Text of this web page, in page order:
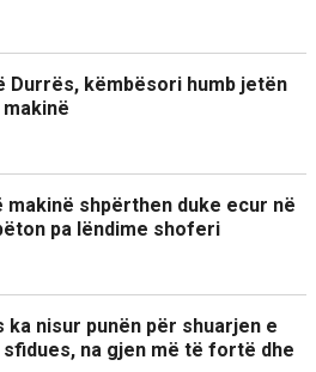
Durrës, këmbësori humb jetën
makinë shpërthen duke ecur në
pa lëndime shoferi
nisur punën për shuarjen e
sfidues, na gjen më të fortë dhe